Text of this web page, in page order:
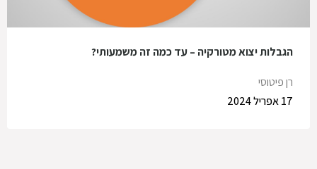
הגבלות יצוא מטורקיה – עד כמה זה משמעותי?
רן פיטוסי
17 אפריל 2024